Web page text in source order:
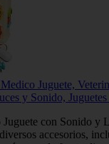
Juguete,
y Sonido,
con Sonido y
accesorios,